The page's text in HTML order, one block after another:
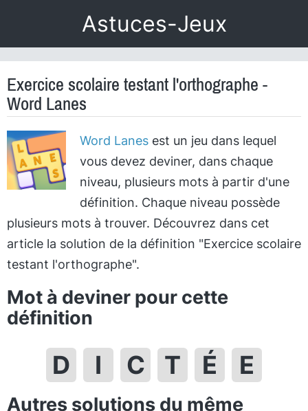
Astuces-Jeux
Exercice scolaire testant l'orthographe -
Word Lanes
Word Lanesest un jeu dans lequel
vous devez deviner, dans chaque
niveau, plusieurs mots à partir d'une
définition. Chaque niveau possède
plusieurs mots à trouver. Découvrez dans cet
article la solution de la définition "Exercice scolaire
testant l'orthographe".
Mot à deviner pour cette
définition
D I C T É E
Autres solutions du même